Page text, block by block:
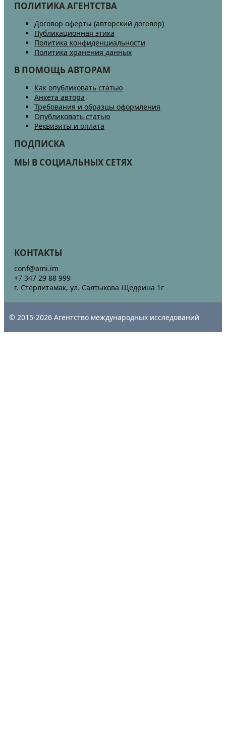
ПОЛИТИКА АГЕНТСТВА
Договор оферты (авторский договор)
Публикационная этика
Политика конфиденциальности
Политика хранения данных
В ПОМОЩЬ АВТОРАМ
Как опубликовать статью
Анкета автора
Требования и образцы оформления
Опубликовать статью
Реквизиты и оплата
ПОДПИСКА
МЫ В СОЦИАЛЬНЫХ СЕТЯХ
КОНТАКТЫ
conf@ami.im
+7 347 29 88 999
г. Стерлитамак, ул. Салтыкова-Щедрина 1г
© 2015-2026 Агентство международных исследований